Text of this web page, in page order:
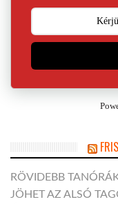
RÖVIDEBB
JÖHET AZ ALSÓ